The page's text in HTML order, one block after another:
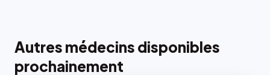
Autres médecins disponibles
prochainement
{# 40×40
: la taille